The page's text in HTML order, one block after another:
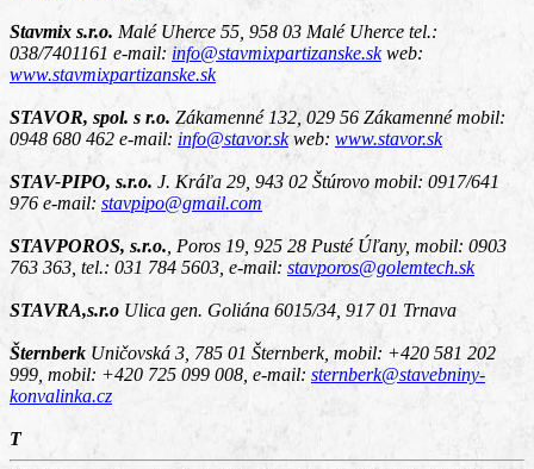
Stavmix s.r.o. Malé Uherce 55, 958 03 Malé Uherce tel.:
038/7401161 e-mail: info@stavmixpartizanske.skweb:
www.stavmixpartizanske.sk
STAVOR, spol. s r.o. Zákamenné 132, 029 56 Zákamennémobil:
0948 680 462 e-mail: info@stavor.skweb: www.stavor.sk
STAV-PIPO, s.r.o. J. Kráľa 29, 943 02 Štúrovo mobil: 0917/641
976 e-mail: stavpipo@gmail.com
STAVPOROS, s.r.o. Poros 19, 925 28 Pusté Úľany, mobil: 0903
763 363, tel.: 031 784 5603, e-mail: stavporos@golemtech.sk
STAVRA,s.r.o Ulica gen. Goliána 6015/34, 917 01 Trnava
Šternberk Uničovská 3, 785 01 Šternberk, mobil: +420 581 202
999, mobil: +420 725 099 008, e-mail: sternberk@stavebniny-
konvalinka.cz
T